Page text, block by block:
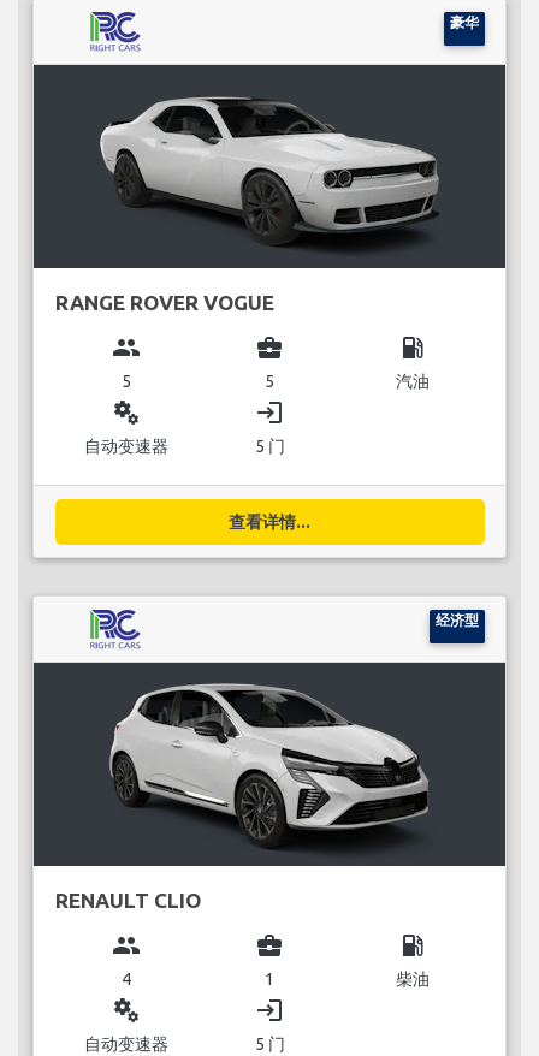
豪华
RANGE ROVER VOGUE
group
5
business_center
5
local_gas_station
汽油
miscellaneous_services
自动变速器
login
5 门
查看详情...
经济型
RENAULT CLIO
group
4
business_center
1
local_gas_station
柴油
miscellaneous_services
自动变速器
login
5 门